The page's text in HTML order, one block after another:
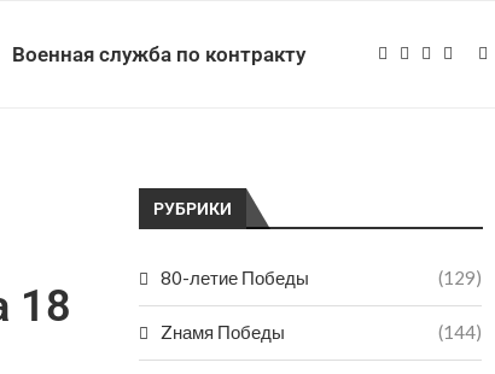
Военная служба по контракту
18
РУБРИКИ
80-летие Победы (129)
Zнамя Победы (144)